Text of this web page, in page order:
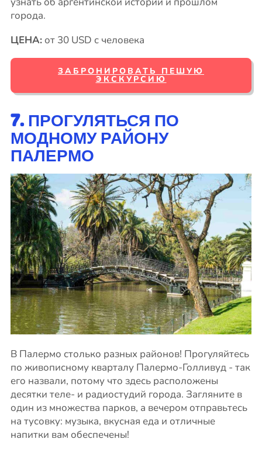
города.
ЦЕНА:от 30 USD с человека
ЗАБРОНИРОВАТЬ ПЕШУЮ
ЭКСКУРСИЮ
7. ПРОГУЛЯТЬСЯ ПО
МОДНОМУ РАЙОНУ
ПАЛЕРМО
В Палермо столько разных районов! Прогуляйтесь
по живописному кварталу Палермо-Голливуд - так
его назвали, потому что здесь расположены
десятки теле- и радиостудий города. Загляните в
один из множества парков, а вечером отправьтесь
на тусовку: музыка, вкусная еда и отличные
напитки вам обеспечены!